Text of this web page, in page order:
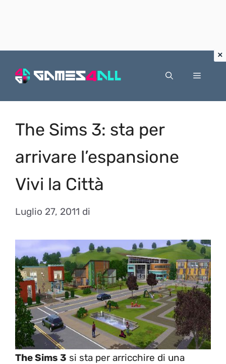
Menu
The Sims 3: sta per
arrivare l’espansione
Vivi la Città
Luglio 27, 2011 di
The Sims 3 si sta per arricchire di una